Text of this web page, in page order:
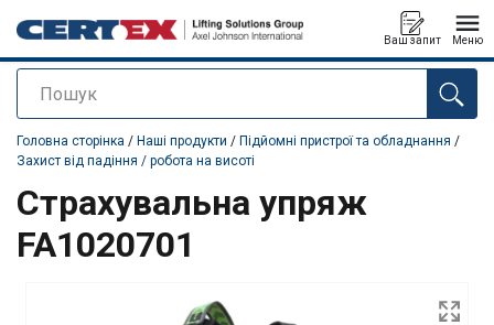
Пошук
Ваш запит Меню
added to your quote
Головна сторінка / Наші продукти / Підйомні пристрої та обладнання /
Захист від падіння / робота на висоті
Страхувальна упряж
FA1020701